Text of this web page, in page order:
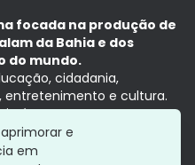
focada na produção de
da Bahia e dos
do mundo.
cidadania,
entretenimento e cultura.
é no tempo presente,
Aratu.
e
em